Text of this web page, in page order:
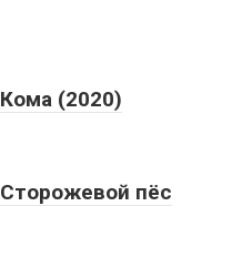
Кома (2020)
Сторожевой пёс